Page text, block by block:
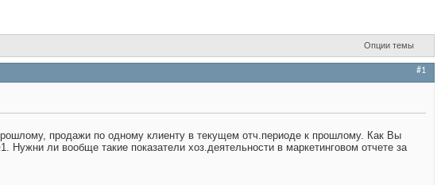
Опции темы
#1
продажи по одному клиенту в текущем отч.периоде к прошлому. Как Вы
ли вообще такие показатели хоз.деятельности в маркетинговом отчете за